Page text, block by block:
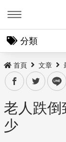
分類
首頁 文章
facebooktwitter line
老人跌倒
少